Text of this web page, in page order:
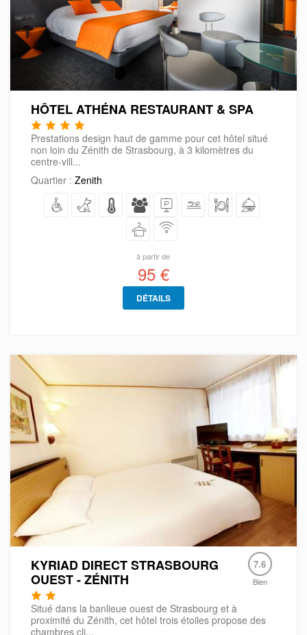
HÔTEL ATHÉNA RESTAURANT & SPA
Prestations design haut de gamme pour cet hôtel situé
non loin du Zénith de Strasbourg, à 3 kilomètres du
centre-vill...
Quartier : Zenith
à partir de
95 €
DÉTAILS
KYRIAD DIRECT STRASBOURG
OUEST - ZÉNITH
7.6
Bien
Situé dans la banlieue ouest de Strasbourg et à
proximité du Zénith, cet hôtel trois étoiles propose des
chambres cli...